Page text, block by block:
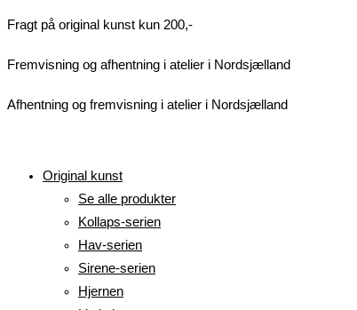
Videre
indhold
Fragt på original kunst kun 200,-
Fremvisning og afhentning i atelier i Nordsjælland
Afhentning og fremvisning i atelier i Nordsjælland
Original kunst
Se alle produkter
Kollaps-serien
Hav-serien
Sirene-serien
Hjernen